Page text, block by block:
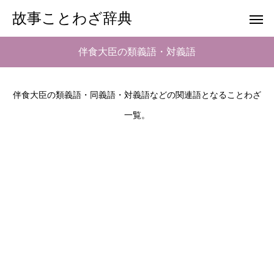
故事ことわざ辞典
伴食大臣の類義語・対義語
伴食大臣の類義語・同義語・対義語などの関連語となることわざ
一覧。